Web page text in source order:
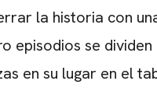
la historia con
episodios se dividen
en su lugar en el